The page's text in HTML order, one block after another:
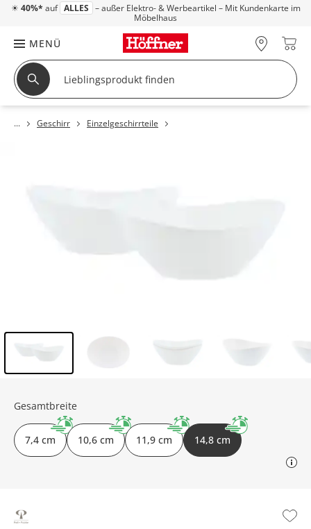
☀ 40%* auf ALLES – außer Elektro- & Werbeartikel – Mit Kundenkarte im
Möbelhaus
MENÜ
Geschirr Einzelgeschirrteile
Gesamtbreite
7,4 cm 10,6 cm 11,9 cm 14,8 cm